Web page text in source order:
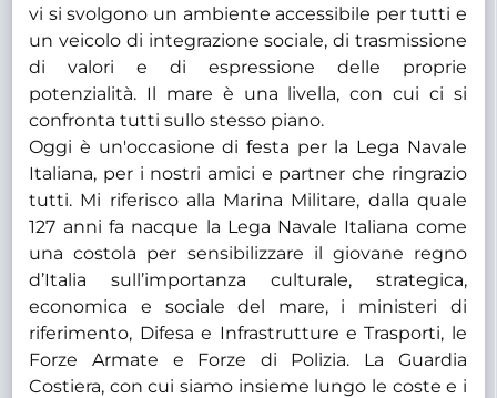
vi si svolgono un ambiente accessibile per tutti e
un veicolo di integrazione sociale, di trasmissione
di valori e di espressione delle proprie
potenzialità. Il mare è una livella, con cui ci si
confronta tutti sullo stesso piano.
Oggi è un'occasione di festa per la Lega Navale
Italiana, per i nostri amici e partner che ringrazio
tutti. Mi riferisco alla Marina Militare, dalla quale
127 anni fa nacque la Lega Navale Italiana come
una costola per sensibilizzare il giovane regno
d’Italia sull’importanza culturale, strategica,
economica e sociale del mare, i ministeri di
riferimento, Difesa e Infrastrutture e Trasporti, le
Forze Armate e Forze di Polizia. La Guardia
Costiera, con cui siamo insieme lungo le coste e i